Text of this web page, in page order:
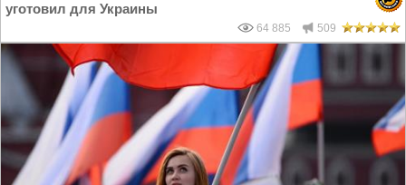
уготовил для Украины
64 885 509